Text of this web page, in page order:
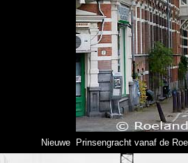
Nieuwe Prinsengracht vanaf de